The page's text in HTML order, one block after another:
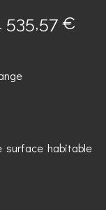
535,57 €
surface habitable